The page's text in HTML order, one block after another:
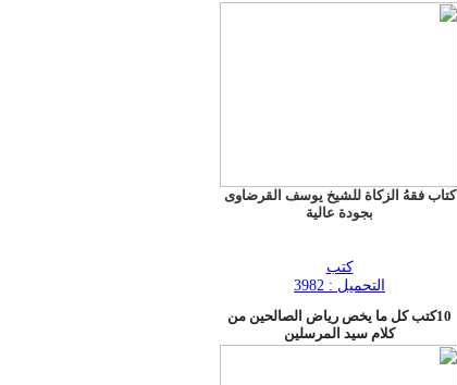
كتاب فقهُ الزكاة للشيخ يوسف القرضاوى
بجودة عالية
كتب
التحميل : 3982
10كتب كل ما يخص رياض الصالحين من
كلام سيد المرسلين